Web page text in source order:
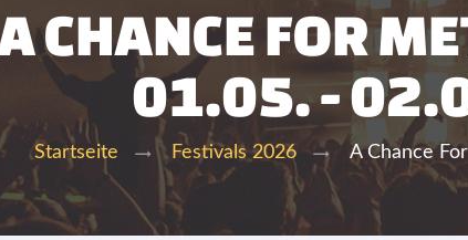
CHANCE FOR
01.05. -
Startseite Festivals 2026 A Chance